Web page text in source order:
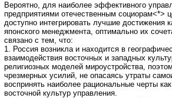
Вероятно, для наиболее эффективного
предприятиями отечественным социорам<*>
доступно интегрировать лучшие достижения
японского менеджмента, оптимально их
связано с тем, что:
1. Россия возникла и находится в
взаимодействия восточных и западных
религиозных моделей мироустройства,
чрезмерных усилий, не опасаясь утраты
воспринять наиболее рациональные черты
восточной культур управления.